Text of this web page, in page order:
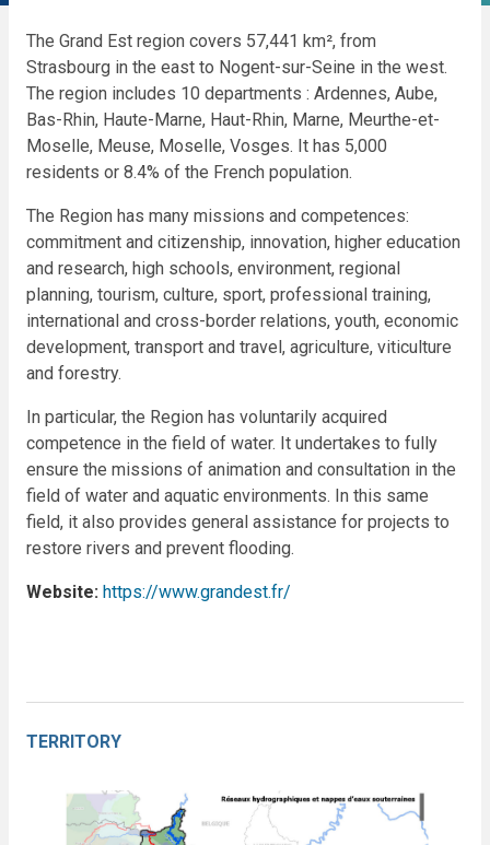
The Grand Est region covers 57,441 km², from
Strasbourg in the east to Nogent-sur-Seine in the west.
The region includes 10 departments : Ardennes, Aube,
Bas-Rhin, Haute-Marne, Haut-Rhin, Marne, Meurthe-et-
Moselle, Meuse, Moselle, Vosges. It has 5,000
residents or 8.4% of the French population.
The Region has many missions and competences:
commitment and citizenship, innovation, higher education
and research, high schools, environment, regional
planning, tourism, culture, sport, professional training,
international and cross-border relations, youth, economic
development, transport and travel, agriculture, viticulture
and forestry.
In particular, the Region has voluntarily acquired
competence in the field of water. It undertakes to fully
ensure the missions of animation and consultation in the
field of water and aquatic environments. In this same
field, it also provides general assistance for projects to
restore rivers and prevent flooding.
Website: https://www.grandest.fr/
TERRITORY